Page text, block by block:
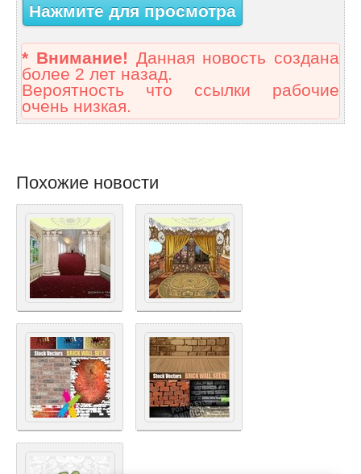
Нажмите для просмотра
* Внимание! Данная новость создана
более 2 лет назад.
Вероятность что ссылки рабочие
очень низкая.
Похожие новости